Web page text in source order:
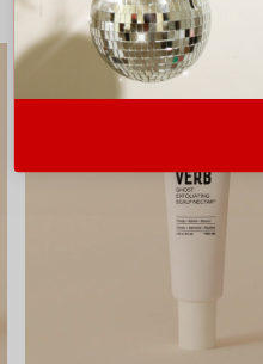
Vous pourriez aussi aimer...